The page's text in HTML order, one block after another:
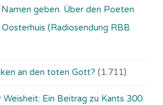
geben. Über den Poeten
(Ra­dio­sen­dung RBB
an den toten Gott? (1.711)
Ein Beitrag zu Kants 300.